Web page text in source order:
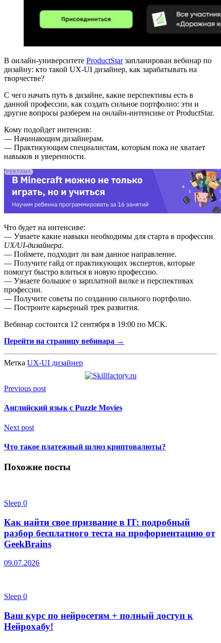
В онлайн-университете ProductStarзапланирован вебинар по
дизайну: кто такой UX-UI дизайнер, как зарабатывать на
творчестве?
С чего начать путь в дизайне, какие перспективы есть в
данной профессии, как создать сильное портфолио: эти и
другие вопросы разберем на онлайн-интенсиве от ProductStar.
Кому подойдет интенсив:
— Начинающим дизайнерам.
— Практикующим специалистам, которым пока не хватает
навыков и уверенности.
Что будет на интенсиве:
— Узнаете какие навыки необходимы для старта в профессии
UX/UI-дизайнера.
— Поймете, подходит ли вам данное направление.
— Получите гайд от практикующих экспертов, которые
помогут быстро влиться в новую профессию.
— Узнаете большое о зарплатной вилке и перспективах
профессии.
— Получите советы по созданию сильного портфолио.
— Построите карьерный трек развития.
Вебинар состоится 12 сентября в 19:00 по МСК.
Перейти на страницу вебинара →
Метка UX-UI дизайнер
Previous post
Английский язык с Puzzle Movies
Next post
Что такое платежный шлюз криптовалюты?
Похожие посты
Sleep 0
Как найти свое призвание в IT: подробный
разбор бесплатного теста на профориентацию от
GeekBrains
09.07.2026
Sleep 0
Ваш курс по нейросетям + полный доступ к
Нейрохабу!